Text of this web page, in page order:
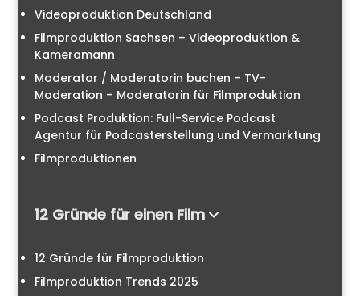
Videoproduktion Deutschland
Filmproduktion Sachsen – Videoproduktion &
Kameramann
Moderator / Moderatorin buchen – TV-
Moderation – Moderatorin für Filmproduktion
Podcast Produktion: Full-Service Podcast
Agentur für Podcasterstellung und Vermarktung
Filmproduktionen
12 Gründe für einen Film
12 Gründe für Filmproduktion
Filmproduktion Trends 2025